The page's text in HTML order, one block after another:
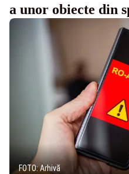
a unor obiecte din
FOTO: Arhivă